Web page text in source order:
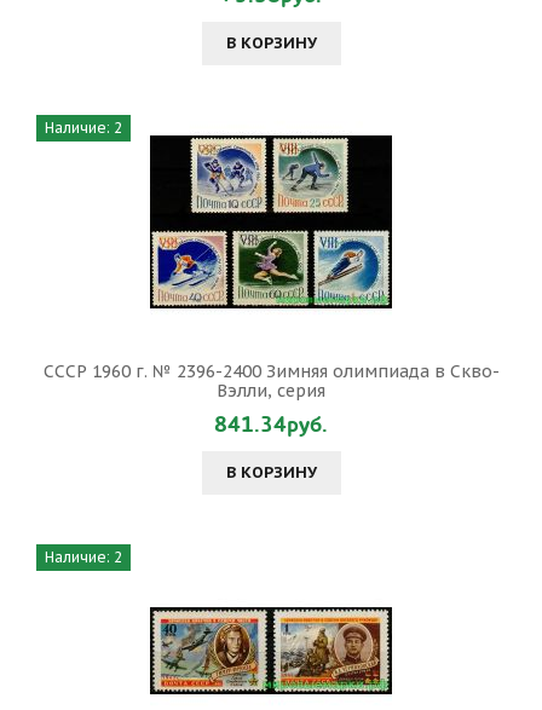
В КОРЗИНУ
Наличие: 2
СССР 1960 г. № 2396-2400 Зимняя олимпиада в Скво-
Вэлли, серия
841.34руб.
В КОРЗИНУ
Наличие: 2